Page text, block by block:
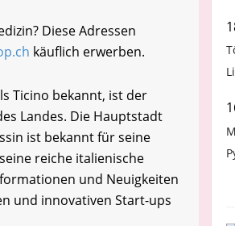
Diese Adressen
käuflich erwerben.
Ticino bekannt, ist der
Landes. Die Hauptstadt
ist bekannt für seine
reiche italienische
und Neuigkeiten
und innovativen Start-ups